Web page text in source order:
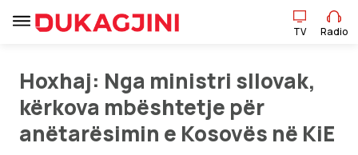
TV Radio
Lajme
TV Radio
Hoxhaj: Nga ministri sllovak,
kërkova mbështetje për
anëtarësimin e Kosovës në KiE